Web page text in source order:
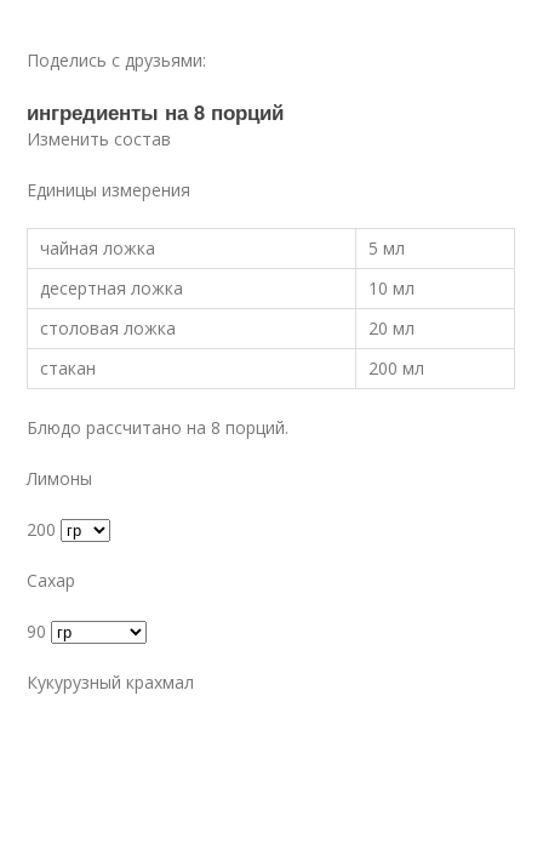
Поделись с друзьями:
ингредиенты на 8 порций
Изменить состав
Единицы измерения
чайная ложка
5 мл
десертная ложка
10 мл
столовая ложка
20 мл
стакан
200 мл
Блюдо рассчитано на 8 порций.
Лимоны
200
Сахар
90
Кукурузный крахмал